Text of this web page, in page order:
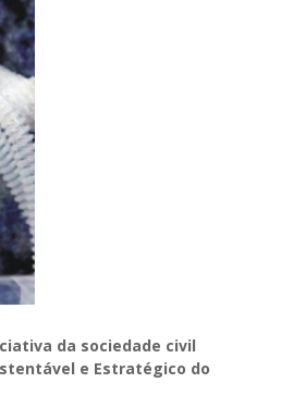
da sociedade civil
e Estratégico do